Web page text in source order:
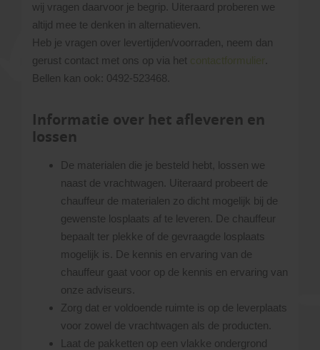
wij vragen daarvoor je begrip. Uiteraard proberen we
altijd mee te denken in alternatieven.
Heb je vragen over levertijden/voorraden, neem dan
gerust contact met ons op via het contactformulier
Bellen kan ook: 0492-523468.
Informatie over het afleveren en
lossen
De materialen die je besteld hebt, lossen we
naast de vrachtwagen. Uiteraard probeert de
chauffeur de materialen zo dicht mogelijk bij de
gewenste losplaats af te leveren. De chauffeur
bepaalt ter plekke of de gevraagde losplaats
mogelijk is. De kennis en ervaring van de
chauffeur gaat voor op de kennis en ervaring van
onze adviseurs.
Zorg dat er voldoende ruimte is op de leverplaats
voor zowel de vrachtwagen als de producten.
Laat de pakketten op een vlakke ondergrond